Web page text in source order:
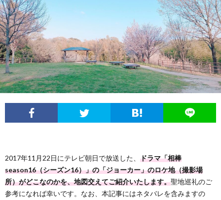
書
プ
ロ
フ
ィ
お
問
い
2017年11月22日にテレビ朝日で放送した、 ドラマ「相棒
season16（シーズン16）」の「ジョーカー」のロケ地（撮影場
所）がどこなのかを、地図交えてご紹介いたします。聖地巡礼のご
参考になれば幸いです。なお、本記事にはネタバレを含みますの